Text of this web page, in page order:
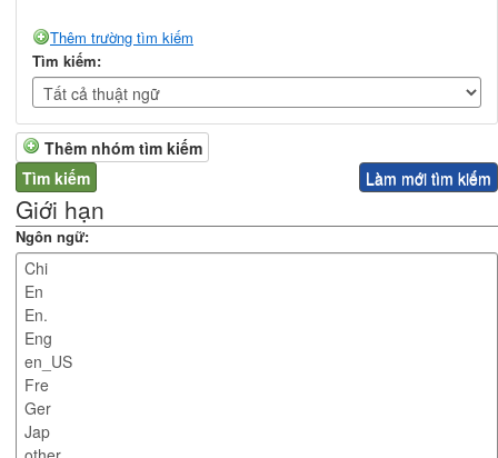
Thêm trường tìm kiếm
Tìm kiếm:
Thêm nhóm tìm kiếm
Giới hạn
Ngôn ngữ: